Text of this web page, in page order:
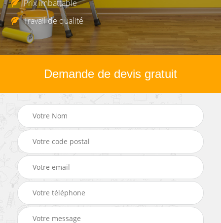
Prix imbattable
Travail de qualité
Demande de devis gratuit